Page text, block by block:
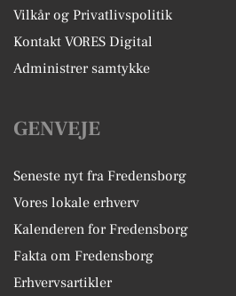
Vilkår og Privatlivspolitik
Kontakt VORES Digital
Administrer samtykke
GENVEJE
Seneste nyt fra Fredensborg
Vores lokale erhverv
Kalenderen for Fredensborg
Fakta om Fredensborg
Erhvervsartikler